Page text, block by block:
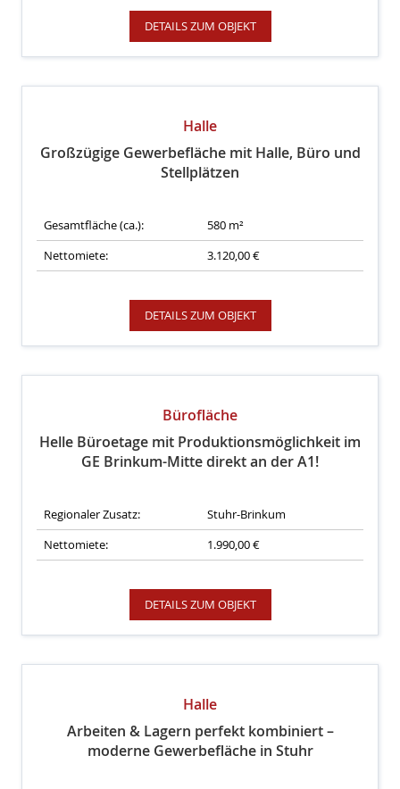
DETAILS ZUM OBJEKT
Halle
Großzügige Gewerbefläche mit Halle, Büro und
Stellplätzen
Gesamtfläche (ca.):
580 m²
Nettomiete:
3.120,00 €
DETAILS ZUM OBJEKT
Bürofläche
Helle Büroetage mit Produktionsmöglichkeit im
GE Brinkum-Mitte direkt an der A1!
Regionaler Zusatz:
Stuhr-Brinkum
Nettomiete:
1.990,00 €
DETAILS ZUM OBJEKT
Halle
Arbeiten & Lagern perfekt kombiniert –
moderne Gewerbefläche in Stuhr